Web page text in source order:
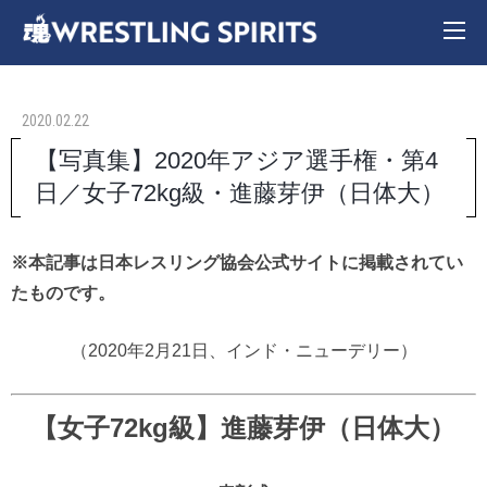
2020.02.22
【写真集】2020年アジア選手権・第4
日／女子72kg級・進藤芽伊（日体大）
※本記事は日本レスリング協会公式サイトに掲載されてい
たものです。
（2020年2月21日、インド・ニューデリー）
【女子72kg級】進藤芽伊（日体大）